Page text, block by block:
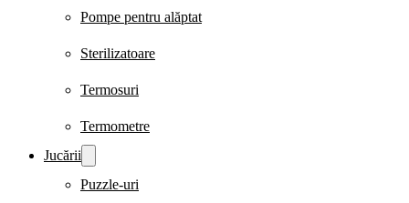
Pompe pentru alăptat
Sterilizatoare
Termosuri
Termometre
Jucării
Puzzle-uri